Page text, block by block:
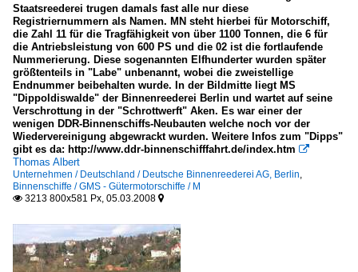
Staatsreederei trugen damals fast alle nur diese
Registriernummern als Namen. MN steht hierbei für Motorschiff,
die Zahl 11 für die Tragfähigkeit von über 1100 Tonnen, die 6 für
die Antriebsleistung von 600 PS und die 02 ist die fortlaufende
Nummerierung. Diese sogenannten Elfhunderter wurden später
größtenteils in "Labe" unbenannt, wobei die zweistellige
Endnummer beibehalten wurde. In der Bildmitte liegt MS
"Dippoldiswalde" der Binnenreederei Berlin und wartet auf seine
Verschrottung in der "Schrottwerft" Aken. Es war einer der
wenigen DDR-Binnenschiffs-Neubauten welche noch vor der
Wiedervereinigung abgewrackt wurden. Weitere Infos zum "Dipps"
gibt es da: http://www.ddr-binnenschifffahrt.de/index.htm 
Thomas Albert
Unternehmen / Deutschland / Deutsche Binnenreederei AG, Berlin,
Binnenschiffe / GMS - Gütermotorschiffe / M
 3213 800x581 Px, 05.03.2008 